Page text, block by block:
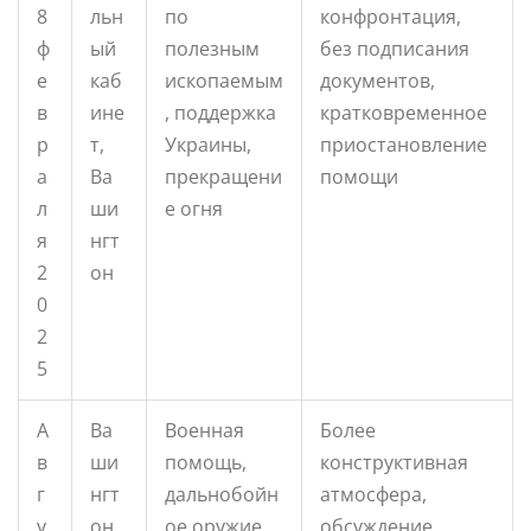
8
ф
е
в
р
а
л
я
2
0
2
5
льн
ый
каб
ине
т,
Ва
ши
нгт
он
по
полезным
ископаемым
, поддержка
Украины,
прекращени
е огня
конфронтация,
без подписания
документов,
кратковременное
приостановление
помощи
А
в
г
Ва
ши
нгт
Военная
помощь,
дальнобойн
Более
конструктивная
атмосфера,